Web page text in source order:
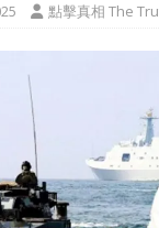
點擊真相 The